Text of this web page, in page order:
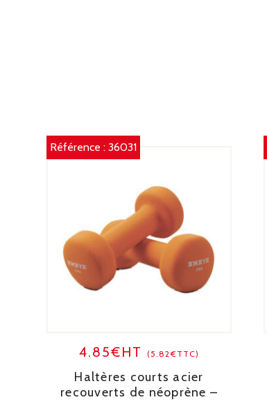
Référence :36031
4.85€HT (5.82€TTC)
Haltères courts acier
recouverts de néoprène –